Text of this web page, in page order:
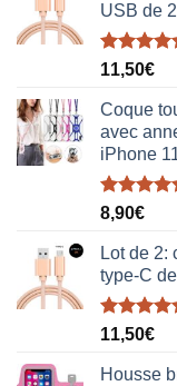
USB de
Note5.00
11,50€
Coque
avec
iPhone
Note5.00
8,90€
Lot de 2:
type-C
Note5.00
11,50€
Housse